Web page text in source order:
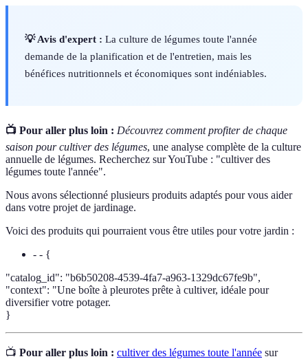
💡 Avis d'expert : La culture de légumes toute l'année
demande de la planification et de l'entretien, mais les
bénéfices nutritionnels et économiques sont indéniables.
📺 Pour aller plus loin : Découvrez comment profiter de chaque
saison pour cultiver des légumes, une analyse complète de la culture
annuelle de légumes. Recherchez sur YouTube : "cultiver des
légumes toute l'année".
Nous avons sélectionné plusieurs produits adaptés pour vous aider
dans votre projet de jardinage.
Voici des produits qui pourraient vous être utiles pour votre jardin :
- - {
"catalog_id": "b6b50208-4539-4fa7-a963-1329dc67fe9b",
"context": "Une boîte à pleurotes prête à cultiver, idéale pour
diversifier votre potager.
}
📺 Pour aller plus loin : cultiver des légumes toute l'année sur